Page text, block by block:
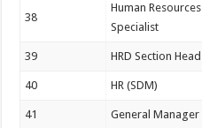
38
Human Resources
Specialist
39 HRD Section Head
40 HR (SDM)
41 General Manager